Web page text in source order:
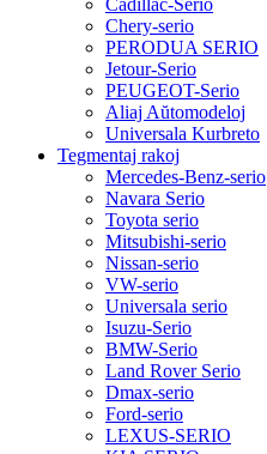
Chery-serio
PERODUA SERIO
Jetour-Serio
PEUGEOT-Serio
Aliaj Aŭtomodeloj
Universala Kurbreto
Tegmentaj rakoj
Mercedes-Benz-serio
Navara Serio
Toyota serio
Mitsubishi-serio
Nissan-serio
VW-serio
Universala serio
Isuzu-Serio
BMW-Serio
Land Rover Serio
Dmax-serio
Ford-serio
LEXUS-SERIO